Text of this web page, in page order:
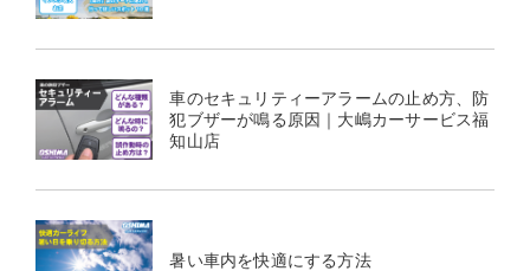
車のセキュリティーアラームの止め方、防
犯ブザーが鳴る原因｜大嶋カーサービス福
知山店
暑い車内を快適にする方法